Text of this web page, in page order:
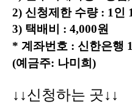
2) 신청제한 수량 : 1인
3) 택배비 : 4,000원
* 계좌번호 : 신한은행
(예금주: 나미희)
↓↓신청하는 곳↓↓